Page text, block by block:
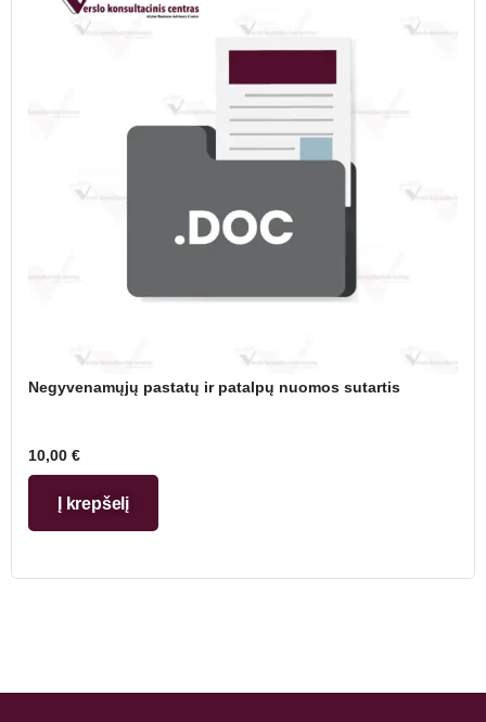
Negyvenamųjų pastatų ir patalpų nuomos sutartis
10,00 €
Į krepšelį